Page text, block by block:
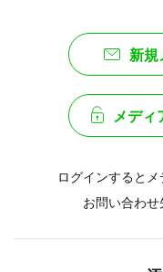
新規
メディ
ログインすると
お問い合わ